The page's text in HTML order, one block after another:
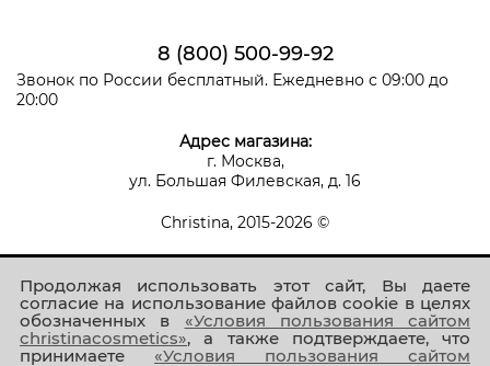
Продолжая использовать этот сайт, Вы даете
согласие на использование файлов cookie в целях
обозначенных в «Условия пользования сайтом
christinacosmetics», а также подтверждаете, что
принимаете «Условия пользования сайтом
8 (800) 500-99-92
Звонок по России бесплатный. Ежедневно с 09:00 до
20:00
Адрес магазина:
г. Москва,
ул. Большая Филевская, д. 16
Christina, 2015-2026 ©
Присоединяйтесь к нам!